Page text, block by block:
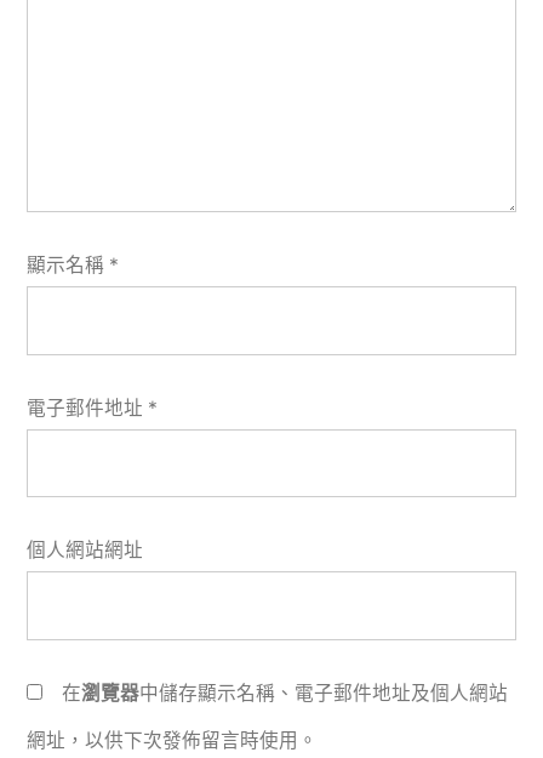
顯示名稱 *
電子郵件地址 *
個人網站網址
在瀏覽器中儲存顯示名稱、電子郵件地址及個人網站
網址，以供下次發佈留言時使用。